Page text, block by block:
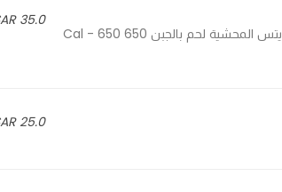
35.0 SAR
7 Pieces of mini bites stuffed with beef and cheese - 7 قطع من الميني بايتس المحشية لحم بالجبن 650 Cal - 650
25.0 SAR